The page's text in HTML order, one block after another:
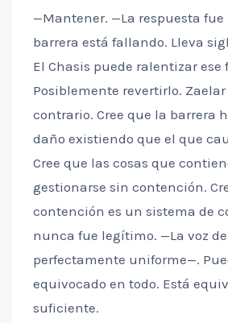
—Mantener. —La respuesta
barrera está fallando. Lleva
El Chasis puede ralentizar ese
Posiblemente revertirlo. Zaelar
contrario. Cree que la barrera
daño existiendo que el que
Cree que las cosas que
gestionarse sin contención.
contención es un sistema de
nunca fue legítimo. —La voz de
perfectamente uniforme—.
equivocado en todo. Está
suficiente.